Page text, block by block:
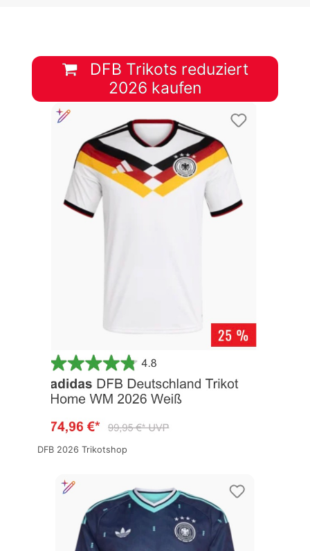
DFB Trikots reduziert
2026 kaufen
DFB 2026 Trikotshop